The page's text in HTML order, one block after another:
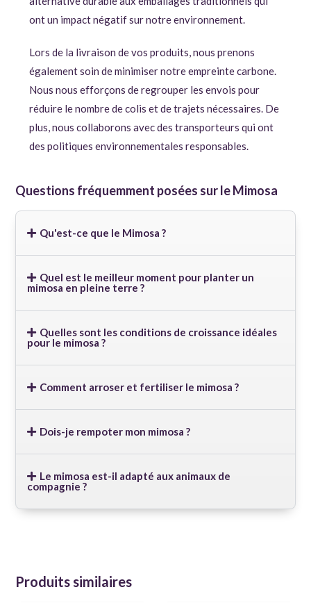
ont un impact négatif sur notre environnement.
Lors de la livraison de vos produits, nous prenons
également soin de minimiser notre empreinte carbone.
Nous nous efforçons de regrouper les envois pour
réduire le nombre de colis et de trajets nécessaires. De
plus, nous collaborons avec des transporteurs qui ont
des politiques environnementales responsables.
Questions fréquemment posées sur le Mimosa
Qu'est-ce que le Mimosa ?
Quel est le meilleur moment pour planter un
mimosa en pleine terre ?
Quelles sont les conditions de croissance idéales
pour le mimosa ?
Comment arroser et fertiliser le mimosa ?
Dois-je rempoter mon mimosa ?
Le mimosa est-il adapté aux animaux de
compagnie ?
Produits similaires